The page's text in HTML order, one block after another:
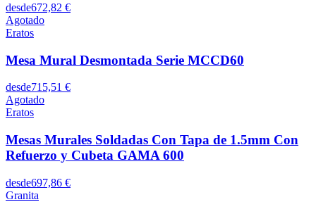
desde672,82 €
Agotado
Eratos
Mesa Mural Desmontada Serie MCCD60
desde715,51 €
Agotado
Eratos
Mesas Murales Soldadas Con Tapa de 1.5mm Con
Refuerzo y Cubeta GAMA 600
desde697,86 €
Granita